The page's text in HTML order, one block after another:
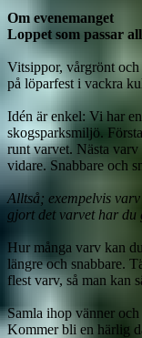
Om evenemanget
Loppet som passar
Vitsippor, vårgrönt
på löparfest i vackra
Idén är enkel: Vi har
skogsparksmiljö.
runt varvet. Nästa
vidare. Snabbare och
Alltså; exempelvis
gjort det varvet har
Hur många varv kan
längre och snabbare.
flest varv, så man kan
Samla ihop vänner
Kommer bli en härlig